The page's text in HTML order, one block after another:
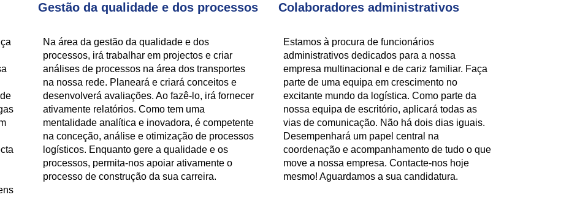
Gestão da qualidade e dos processos
Na área da gestão da qualidade e dos
processos, irá trabalhar em projectos e criar
análises de processos na área dos transportes
na nossa rede. Planeará e criará conceitos e
desenvolverá avaliações. Ao fazê-lo, irá fornecer
ativamente relatórios. Como tem uma
mentalidade analítica e inovadora, é competente
na conceção, análise e otimização de processos
logísticos. Enquanto gere a qualidade e os
processos, permita-nos apoiar ativamente o
processo de construção da sua carreira.
Colaboradores administrativos
Estamos à procura de funcionários
administrativos dedicados para a nossa
empresa multinacional e de cariz familiar. Faça
parte de uma equipa em crescimento no
excitante mundo da logística. Como parte da
nossa equipa de escritório, aplicará todas as
vias de comunicação. Não há dois dias iguais.
Desempenhará um papel central na
coordenação e acompanhamento de tudo o que
move a nossa empresa. Contacte-nos hoje
mesmo! Aguardamos a sua candidatura.